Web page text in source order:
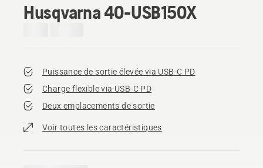
Husqvarna 40-USB150X
Puissance de sortie élevée via USB-C PD
Charge flexible via USB-C PD
Deux emplacements de sortie
Voir toutes les caractéristiques